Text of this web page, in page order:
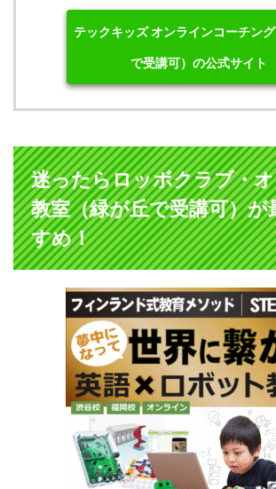
テックキッズ オンラインコーチン
で受講可）の公式サイト
迷ったらロッボクラブ・
教室（緑が丘で受講可）が
すめ！